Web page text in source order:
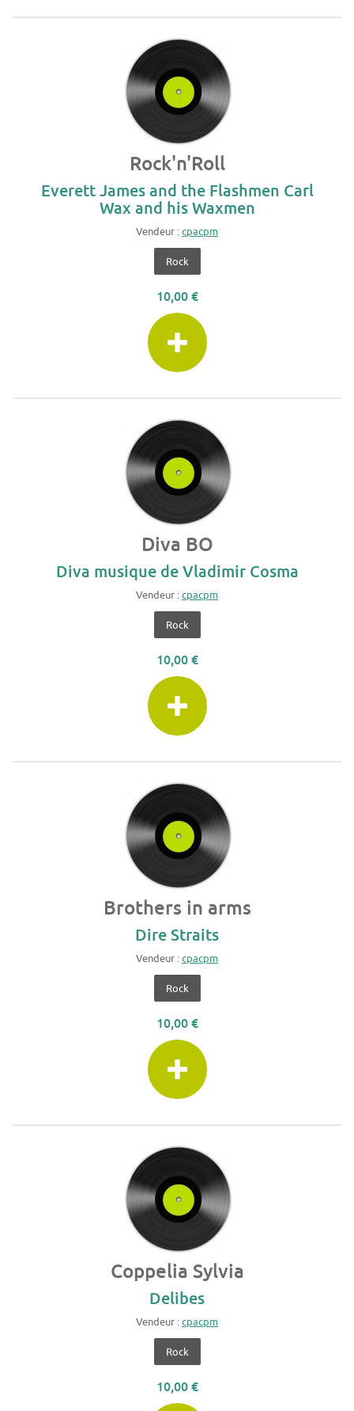
Rock'n'Roll
Everett James and the Flashmen Carl
Wax and his Waxmen
Vendeur :cpacpm
Rock
10,00 €
Diva BO
Diva musique de Vladimir Cosma
Vendeur :cpacpm
Rock
10,00 €
Brothers in arms
Dire Straits
Vendeur :cpacpm
Rock
10,00 €
Coppelia Sylvia
Delibes
Vendeur :cpacpm
Rock
10,00 €